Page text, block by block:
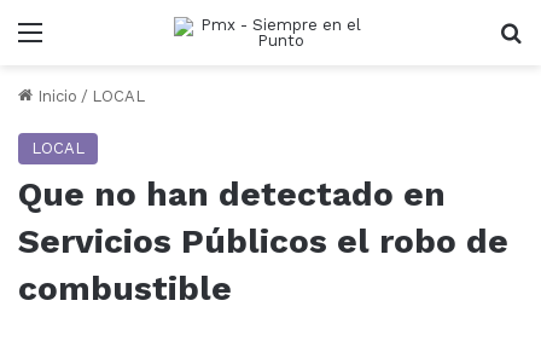
Menu
Inicio / LOCAL
LOCAL
Que no han detectado en
Servicios Públicos el robo de
combustible